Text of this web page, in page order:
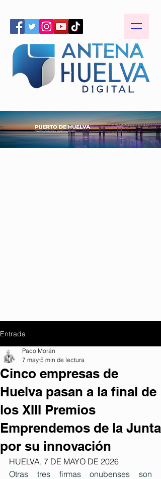
Entrada
Cinco empresas de
Huelva pasan a la final de
los XIII Premios
Emprendemos de la Junta
por su innovación
Paco Morán
7 may 5 min de lectura
HUELVA, 7 DE MAYO DE 2026
Otras tres firmas onubenses son